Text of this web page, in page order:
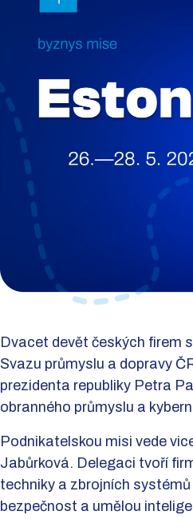
Dvacet devět českých firem
Svazu průmyslu a dopravy
prezidenta republiky Petra
obranného průmyslu a
Podnikatelskou misi vede
Jabůrková. Delegaci tvoří
techniky a zbrojních
bezpečnost a umělou